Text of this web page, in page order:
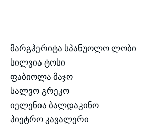
მარგჰერიტა სპანუოლო ლობი
სილვია ტოსი
ფაბიოლა მაჯო
სალვო გრეკო
იელენია ბალდაკინო
პიეტრო კავალერი